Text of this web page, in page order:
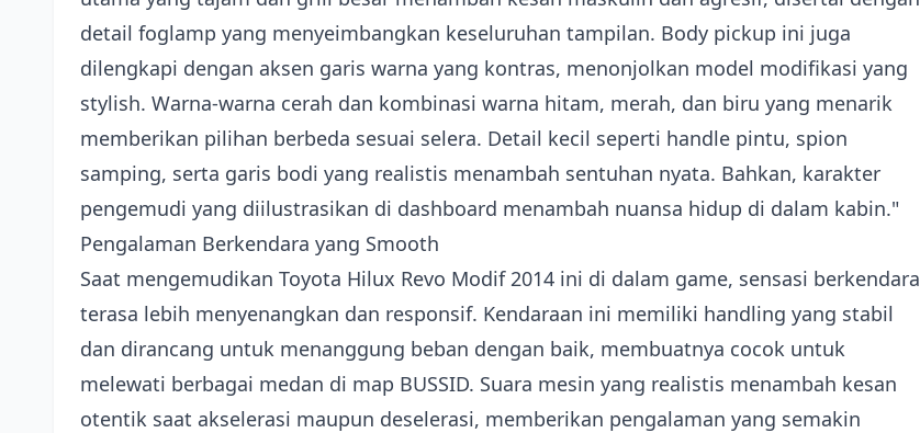
detail foglamp yang menyeimbangkan keseluruhan tampilan. Body pickup ini juga
dilengkapi dengan aksen garis warna yang kontras, menonjolkan model modifikasi yang
stylish. Warna-warna cerah dan kombinasi warna hitam, merah, dan biru yang menarik
memberikan pilihan berbeda sesuai selera. Detail kecil seperti handle pintu, spion
samping, serta garis bodi yang realistis menambah sentuhan nyata. Bahkan, karakter
pengemudi yang diilustrasikan di dashboard menambah nuansa hidup di dalam kabin."
Pengalaman Berkendara yang Smooth
Saat mengemudikan Toyota Hilux Revo Modif 2014 ini di dalam game, sensasi berkendara
terasa lebih menyenangkan dan responsif. Kendaraan ini memiliki handling yang stabil
dan dirancang untuk menanggung beban dengan baik, membuatnya cocok untuk
melewati berbagai medan di map BUSSID. Suara mesin yang realistis menambah kesan
otentik saat akselerasi maupun deselerasi, memberikan pengalaman yang semakin